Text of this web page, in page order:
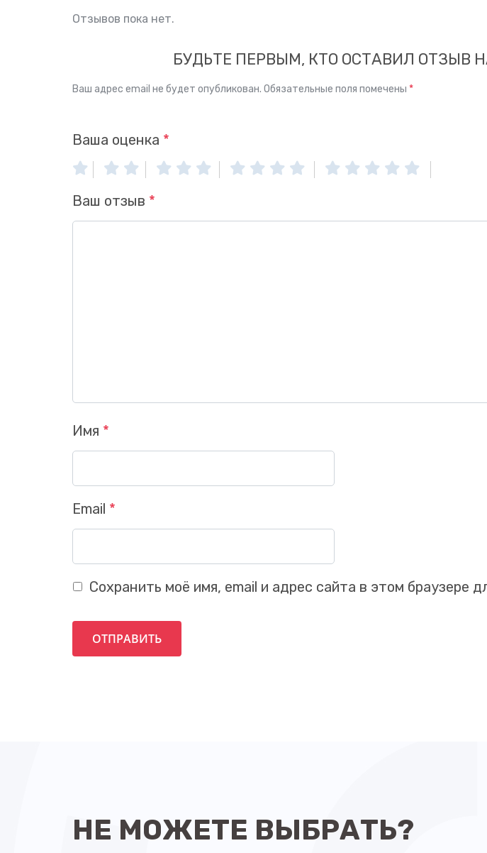
Отзывов пока нет.
БУДЬТЕ ПЕРВЫМ, КТО ОСТАВИЛ ОТЗЫВ НА
Ваш адрес email не будет опубликован. Обязательные поля помечены *
Ваша оценка *
Ваш отзыв *
Имя *
Email *
Сохранить моё имя, email и адрес сайта в этом браузере
НЕ МОЖЕТЕ ВЫБРАТЬ?